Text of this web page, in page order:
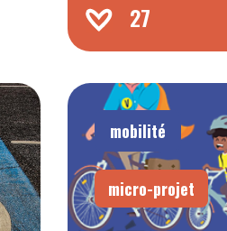
27
mobilité
micro-projet